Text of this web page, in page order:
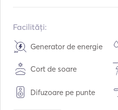
Facilități:
Generator de energie
Cort de soare
Difuzoare pe punte